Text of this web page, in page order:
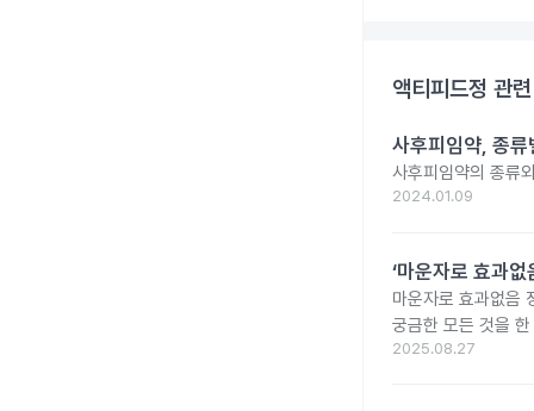
액티피드정 관
사후피임약, 종
사후피임약의 종류
2024.01.09
‘마운자로 효과
마운자로 효과없음
궁금한 모든 것을
2025.08.27